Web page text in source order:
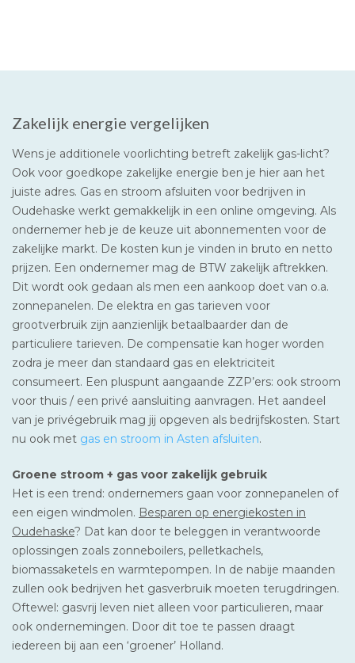
Zakelijk energie vergelijken
Wens je additionele voorlichting betreft zakelijk gas-licht?
Ook voor goedkope zakelijke energie ben je hier aan het
juiste adres. Gas en stroom afsluiten voor bedrijven in
Oudehaske werkt gemakkelijk in een online omgeving. Als
ondernemer heb je de keuze uit abonnementen voor de
zakelijke markt. De kosten kun je vinden in bruto en netto
prijzen. Een ondernemer mag de BTW zakelijk aftrekken.
Dit wordt ook gedaan als men een aankoop doet van o.a.
zonnepanelen. De elektra en gas tarieven voor
grootverbruik zijn aanzienlijk betaalbaarder dan de
particuliere tarieven. De compensatie kan hoger worden
zodra je meer dan standaard gas en elektriciteit
consumeert. Een pluspunt aangaande ZZP’ers: ook stroom
voor thuis / een privé aansluiting aanvragen. Het aandeel
van je privégebruik mag jij opgeven als bedrijfskosten. Start
nu ook met gas en stroom in Asten afsluiten.
Groene stroom + gas voor zakelijk gebruik
Het is een trend: ondernemers gaan voor zonnepanelen of
een eigen windmolen. Besparen op energiekosten in
Oudehaske? Dat kan door te beleggen in verantwoorde
oplossingen zoals zonneboilers, pelletkachels,
biomassaketels en warmtepompen. In de nabije maanden
zullen ook bedrijven het gasverbruik moeten terugdringen.
Oftewel: gasvrij leven niet alleen voor particulieren, maar
ook ondernemingen. Door dit toe te passen draagt
iedereen bij aan een ‘groener’ Holland.